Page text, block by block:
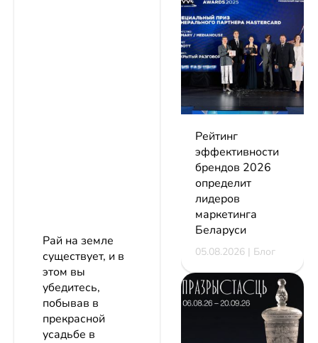
Рай на земле
существует, и в
этом вы
убедитесь,
побывав в
прекрасной
усадьбе в
Рейтинг
эффективности
брендов 2026
определит
лидеров
маркетинга
Беларуси
05.08.2026 | Блог